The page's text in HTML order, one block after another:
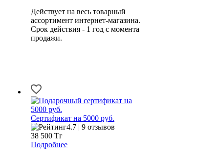
Действует на весь товарный
ассортимент интернет-магазина.
Срок действия - 1 год с момента
продажи.
Сертификат на 5000 руб.
4.7 | 9 отзывов
38 500 Тг
Подробнее